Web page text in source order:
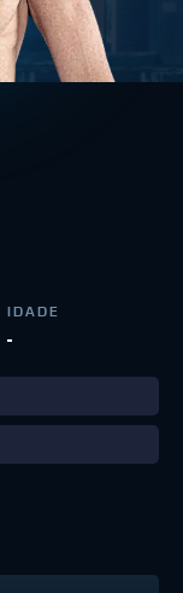
IDADE
-